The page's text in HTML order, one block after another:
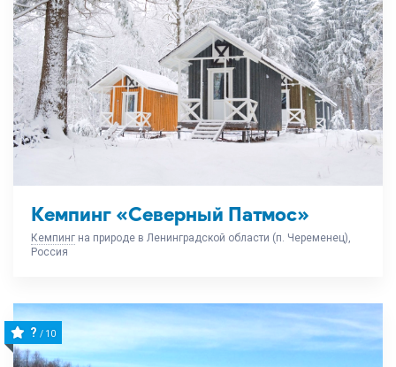
Кемпинг «Северный Патмос»
Кемпинг на природе в Ленинградской области (п. Череменец),
Россия
? / 10